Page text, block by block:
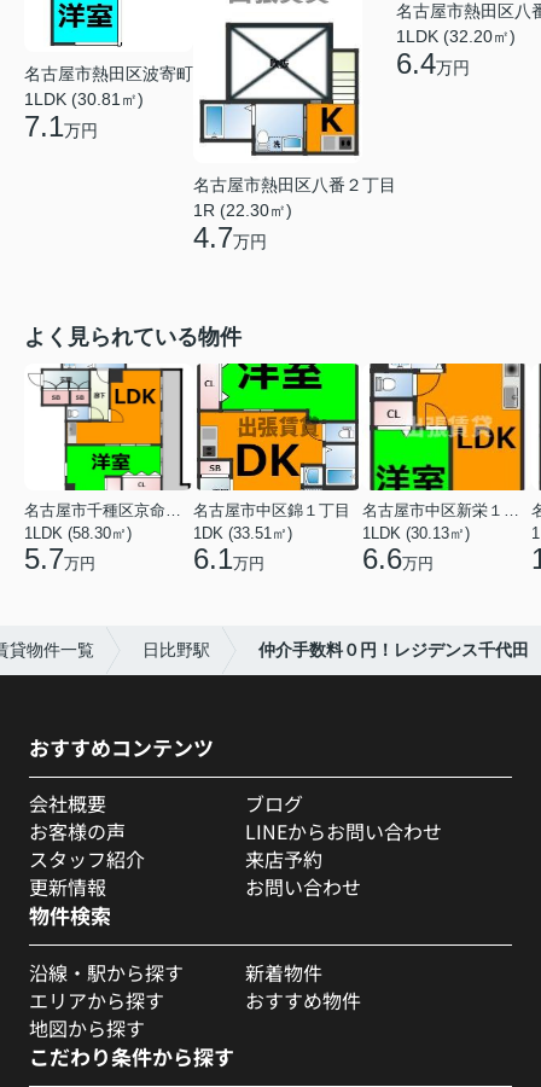
名古屋市熱田区波寄町
1LDK (30.81㎡)
7.1万円
名古屋市熱田区八番２丁目
1R (22.30㎡)
4.7万円
名古屋市熱田区八
1LDK (32.20㎡)
6.4万円
よく見られている物件
名古屋市千種区京命１丁目
1LDK (58.30㎡)
5.7万円
名古屋市中区錦１丁目
1DK (33.51㎡)
6.1万円
名古屋市中区新栄１丁目
1LDK (30.13㎡)
6.6万円
貸物件一覧 日比野駅 仲介手数料０円！レジデンス千代田
おすすめコンテンツ
会社概要
お客様の声
スタッフ紹介
更新情報
ブログ
LINEからお問い合わせ
来店予約
お問い合わせ
物件検索
沿線・駅から探す
エリアから探す
地図から探す
新着物件
おすすめ物件
こだわり条件から探す